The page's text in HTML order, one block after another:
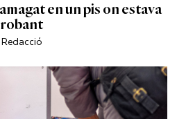
en un pis on estava
robant
Redacció